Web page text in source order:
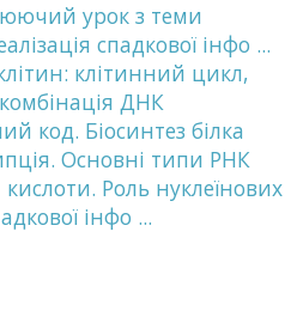
урок з теми
спадкової інфо ...
клітинний цикл,
ДНК
код. Біосинтез білка
Основні типи РНК
кислоти. Роль нуклеїнових
інфо ...